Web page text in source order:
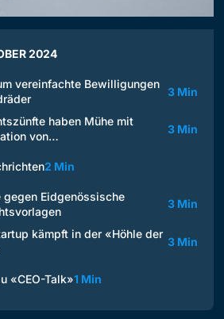
2024
vereinfachte Bewilligungen
3 Min
haben Mühe mit
von…
3 Min
2 Min
gegen Eidgenössische
3 Min
kämpft in der «Höhle der
3 Min
«CEO-Talk»1 Min